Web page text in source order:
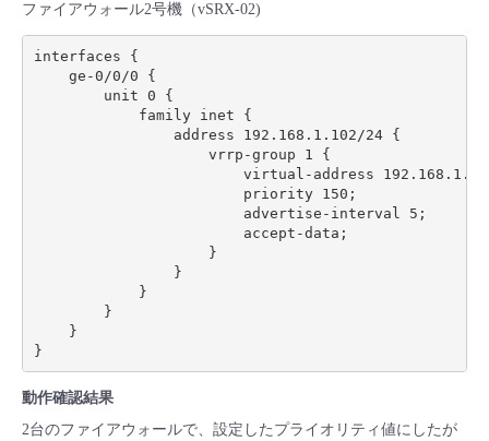
ファイアウォール2号機（vSRX-02)
interfaces {
    ge-0/0/0 {
        unit 0 {
            family inet {
                address 192.168.1.102/24 {
                    vrrp-group 1 {
virtual-address
                        priority 150;
                        advertise-interval 5;
                        accept-data;
                    }
                }
            }
        }
    }
動作確認結果
2台のファイアウォールで、設定したプライオリティ値にしたが